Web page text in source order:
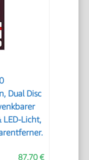
Dual Disc
Licht,
87,70 €